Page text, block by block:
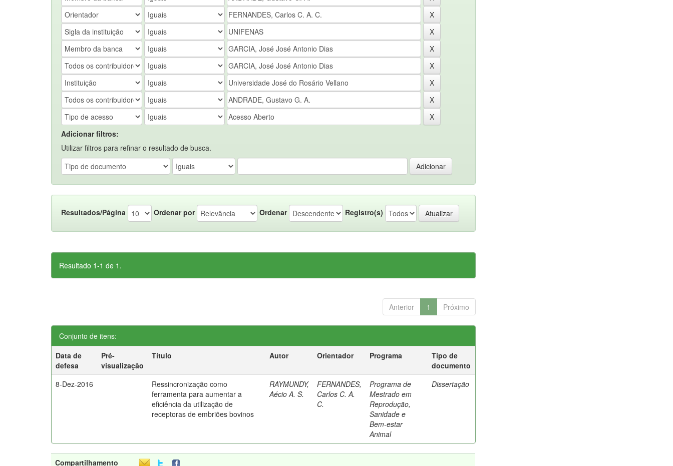
Adicionar filtros:
Utilizar filtros para refinar o resultado de busca.
Resultados/Página Ordenar por Ordenar Registro(s)
Resultado 1-1 de 1.
Anterior 1 Próximo
Conjunto de itens:
Data de
defesa
Pré-
visualização
Título Autor Orientador Programa
Tipo de
documento
8-Dez-2016
Ressincronização como
ferramenta para aumentar a
eficiência da utilização de
receptoras de embriões bovinos
RAYMUNDY,
Aécio A. S.
FERNANDES,
Carlos C. A.
C.
Programa de
Mestrado em
Reprodução,
Sanidade e
Bem-estar
Animal
Dissertação
Compartilhamento